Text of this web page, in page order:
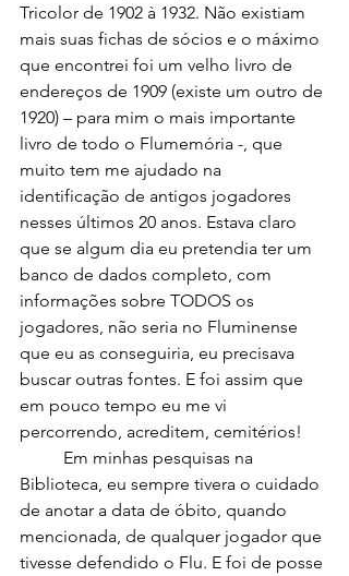
Tricolor de 1902 à 1932. Não existiam
mais suas fichas de sócios e o máximo
que encontrei foi um velho livro de
endereços de 1909 (existe um outro de
1920) – para mim o mais importante
livro de todo o Flumemória -, que
muito tem me ajudado na
identificação de antigos jogadores
nesses últimos 20 anos. Estava claro
que se algum dia eu pretendia ter um
banco de dados completo, com
informações sobre TODOS os
jogadores, não seria no Fluminense
que eu as conseguiria, eu precisava
buscar outras fontes. E foi assim que
em pouco tempo eu me vi
percorrendo, acreditem, cemitérios!
Biblioteca, eu sempre tivera o cuidado
de anotar a data de óbito, quando
mencionada, de qualquer jogador que
tivesse defendido o Flu. E foi de posse